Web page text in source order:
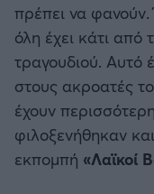
πρέπει να
όλη έχει κάτι από
τραγουδιού. Αυτό
στους ακροατές
έχουν
φιλοξενήθηκαν
εκπομπή «Λαϊκοί